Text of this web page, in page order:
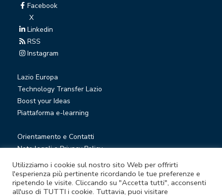
Facebook
X
Linkedin
RSS
Instagram
Lazio Europa
Technology Transfer Lazio
Boost your Ideas
Piattaforma e-learning
Orientamento e Contatti
Note legali e Privacy Policy
Privacy Newsletter
Società trasparente
Whistleblowing
Utilizziamo i cookie sul nostro sito Web per offrirti
l'esperienza più pertinente ricordando le tue preferenze e
ripetendo le visite. Cliccando su "Accetta tutti", acconsenti
all'uso di TUTTI i cookie. Tuttavia, puoi visitare